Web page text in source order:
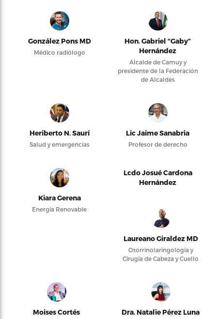
González Pons MD
Médico radiólogo
Hon. Gabriel “Gaby”
Hernández
Alcalde de Camuy y
presidente de la Federación
de Alcaldes
Heriberto N. Saurí
Salud y emergencias
Lic Jaime Sanabria
Profesor de derecho
Kiara Gerena
Energía Renovable
Lcdo Josué Cardona
Hernández
Laureano Giraldez MD
Otorrinolaringología y
Cirugía de Cabeza y Cuello
Moises Cortés Dra. Natalie Pérez Luna